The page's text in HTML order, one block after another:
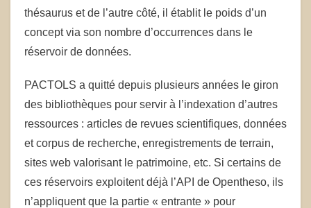
thésaurus et de l’autre côté, il établit le poids d’un
concept via son nombre d’occurrences dans le
réservoir de données.
PACTOLS a quitté depuis plusieurs années le giron
des bibliothèques pour servir à l’indexation d’autres
ressources : articles de revues scientifiques, données
et corpus de recherche, enregistrements de terrain,
sites web valorisant le patrimoine, etc. Si certains de
ces réservoirs exploitent déjà l’API de Opentheso, ils
n’appliquent que la partie « entrante » pour